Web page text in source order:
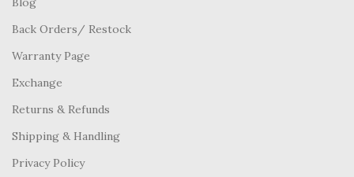
Back Orders/ Restock
Warranty Page
Exchange
Returns & Refunds
Shipping & Handling
Privacy Policy